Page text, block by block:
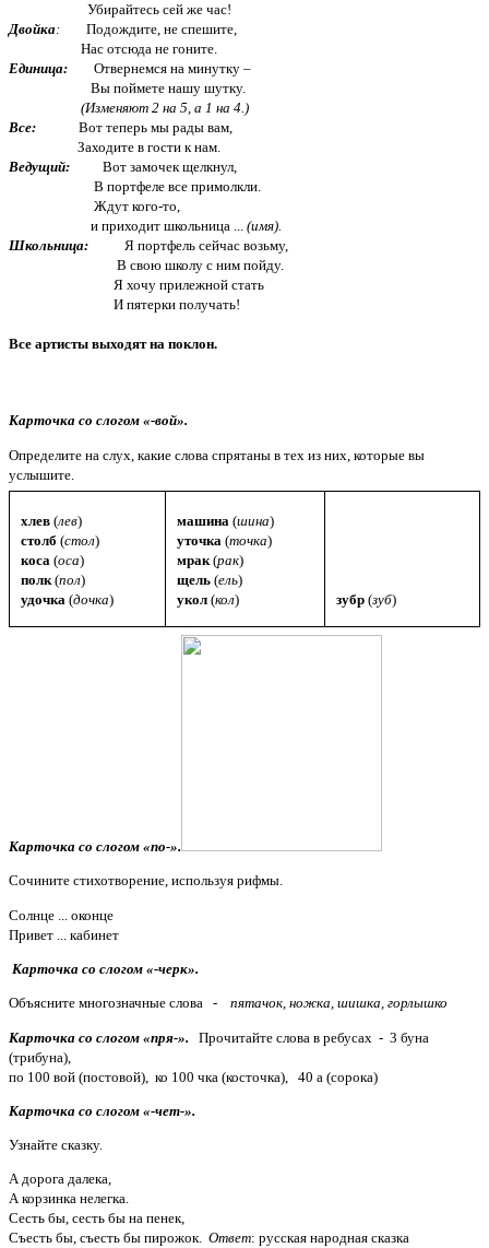
Убирайтесь сей же час!
Двойка: Подождите, не спешите,
Нас отсюда не гоните.
Единица:
Отвернемся на минутку –
Вы поймете нашу шутку.
(Изменяют 2 на 5, а 1 на 4.)
Все:
Вот теперь мы рады вам,
Заходите в гости к нам.
Ведущий:
Вот замочек щелкнул,
В портфеле все примолкли.
Ждут кого-то,
и приходит школьница ... (имя).
Школьница: Я портфель сейчас возьму,
В свою школу с ним пойду.
Я хочу прилежной стать
И пятерки получать!
Все артисты выходят на поклон.
Карточка со слогом «-вой».
Определите на слух, какие слова спрятаны в тех из них, которые вы
услышите.
хлев (лев)
столб (стол)
коса (оса)
полк (пол)
удочка (дочка)
машина (шина)
уточка (точка)
мрак (рак)
щель (ель)
укол (кол) зубр (зуб)
Карточка со слогом «по-».
Сочините стихотворение, используя рифмы.
Солнце ... оконце
Привет ... кабинет
Карточка со слогом «-черк».
Объясните многозначные слова - пятачок, ножка, шишка, горлышко
Карточка со слогом «пря-». Прочитайте слова в ребусах - 3 буна
(трибуна),
по 100 вой (постовой), ко 100 чка (косточка), 40 а (сорока)
Карточка со слогом «-чет-».
Узнайте сказку.
А дорога далека,
А корзинка нелегка.
Сесть бы, сесть бы на пенек,
Съесть бы, съесть бы пирожок. Ответ: русская народная сказка